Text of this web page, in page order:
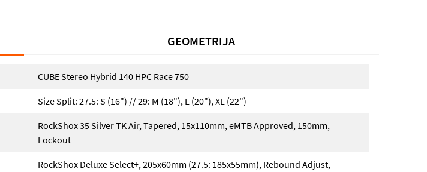
GEOMETRIJA
CUBE Stereo Hybrid 140 HPC Race 750
Size Split: 27.5: S (16") // 29: M (18"), L (20"), XL (22")
RockShox 35 Silver TK Air, Tapered, 15x110mm, eMTB Approved, 150mm,
Lockout
RockShox Deluxe Select+, 205x60mm (27.5: 185x55mm), Rebound Adjust,